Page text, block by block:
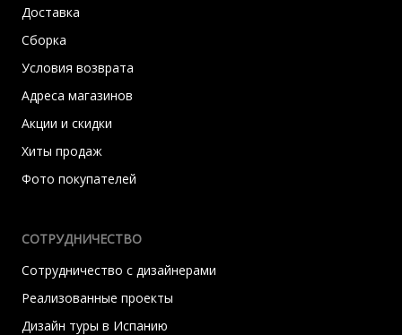
Доставка
Сборка
Условия возврата
Адреса магазинов
Акции и скидки
Хиты продаж
Фото покупателей
СОТРУДНИЧЕСТВО
Сотрудничество с дизайнерами
Реализованные проекты
Дизайн туры в Испанию